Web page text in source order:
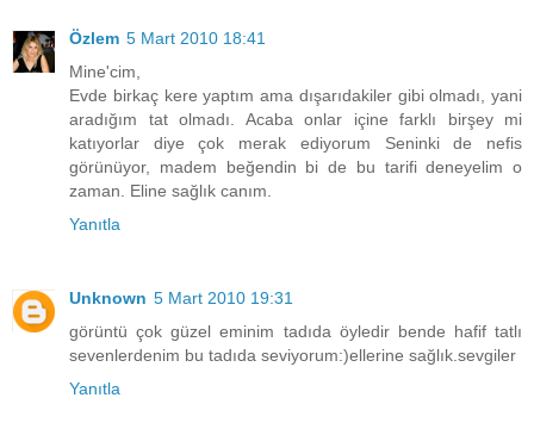
Özlem 5 Mart 2010 18:41
Mine'cim,
Evde birkaç kere yaptım ama dışarıdakiler gibi olmadı, yani
aradığım tat olmadı. Acaba onlar içine farklı birşey mi
katıyorlar diye çok merak ediyorum Seninki de nefis
görünüyor, madem beğendin bi de bu tarifi deneyelim o
zaman. Eline sağlık canım.
Yanıtla
Unknown 5 Mart 2010 19:31
görüntü çok güzel eminim tadıda öyledir bende hafif tatlı
sevenlerdenim bu tadıda seviyorum:)ellerine sağlık.sevgiler
Yanıtla